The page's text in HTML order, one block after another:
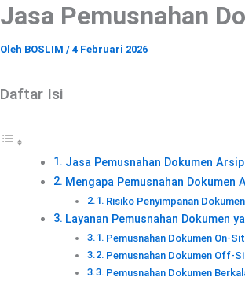
Jasa Pemusnahan
Oleh BOSLIM / 4 Februari 2026
Daftar Isi
Jasa Pemusnahan Dokumen
Mengapa Pemusnahan
Risiko Penyimpanan
Layanan Pemusnahan Dokumen
Pemusnahan Dokumen On-
Pemusnahan Dokumen Off-
Pemusnahan Dokumen